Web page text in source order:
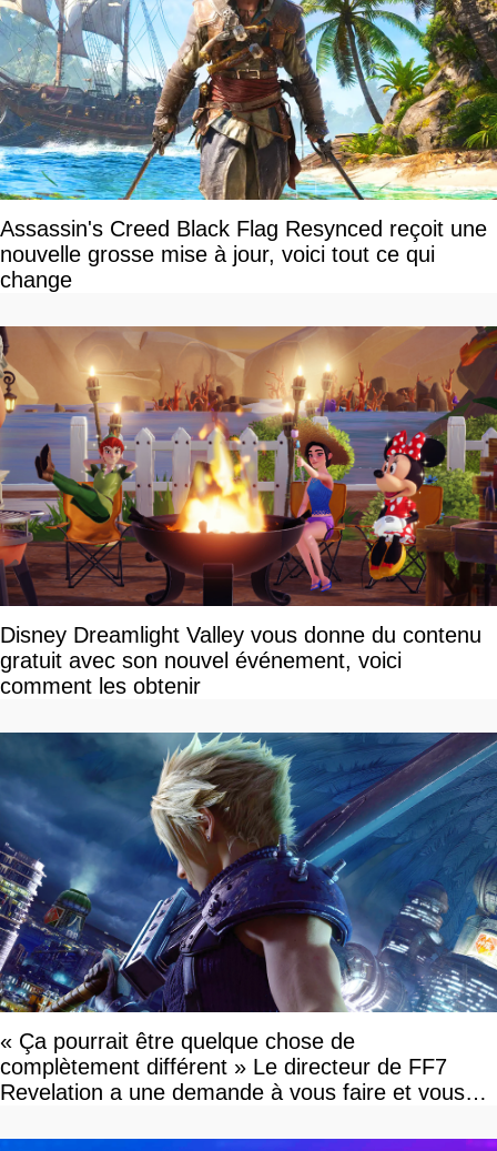
Assassin's Creed Black Flag Resynced reçoit une
nouvelle grosse mise à jour, voici tout ce qui
change
Disney Dreamlight Valley vous donne du contenu
gratuit avec son nouvel événement, voici
comment les obtenir
« Ça pourrait être quelque chose de
complètement différent » Le directeur de FF7
Revelation a une demande à vous faire et vous